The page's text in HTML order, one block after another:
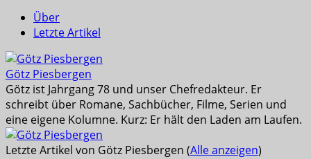
Über
Letzte Artikel
Götz Piesbergen
Götz ist Jahrgang 78 und unser Chefredakteur. Er
schreibt über Romane, Sachbücher, Filme, Serien und
eine eigene Kolumne. Kurz: Er hält den Laden am Laufen.
Letzte Artikel von Götz Piesbergen (Alle anzeigen)